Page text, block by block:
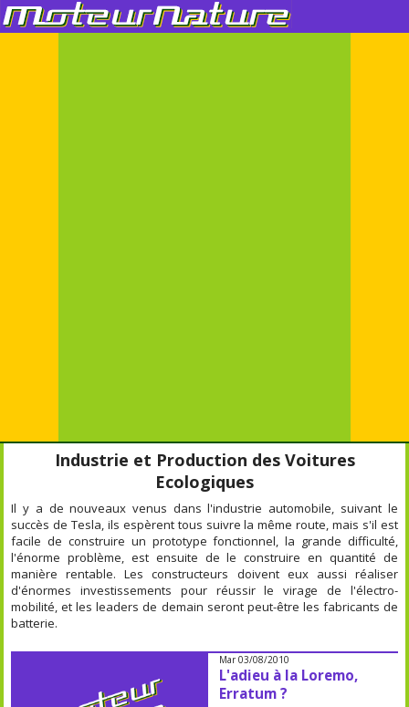
Industrie et Production des Voitures
Ecologiques
Il y a de nouveaux venus dans l'industrie automobile, suivant le
succès de Tesla, ils espèrent tous suivre la même route, mais s'il est
facile de construire un prototype fonctionnel, la grande difficulté,
l'énorme problème, est ensuite de le construire en quantité de
manière rentable. Les constructeurs doivent eux aussi réaliser
d'énormes investissements pour réussir le virage de l'électro-
mobilité, et les leaders de demain seront peut-être les fabricants de
batterie.
Mar 03/08/2010
L'adieu à la Loremo,
Erratum ?